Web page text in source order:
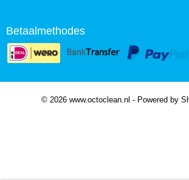
Betaalmethodes
© 2026 www.octoclean.nl - Powered by